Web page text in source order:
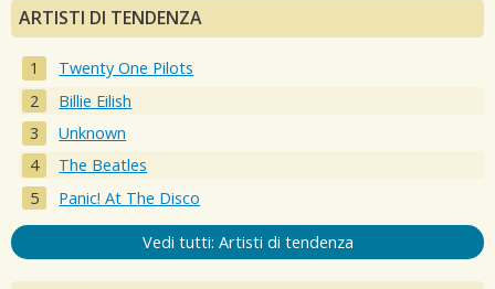
ARTISTI DI TENDENZA
Twenty One Pilots
Billie Eilish
Unknown
The Beatles
Panic! At The Disco
Vedi tutti: Artisti di tendenza